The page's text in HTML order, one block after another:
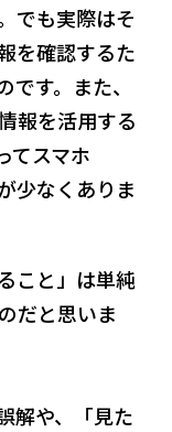
でも実際はそ
を確認するた
す。また、
報を活用する
てスマホ
少なくありま
こと」は単純
だと思いま
解や、「見た